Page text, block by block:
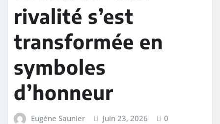
rivalité s’est
transformée en
symboles
d’honneur
Eugène Saunier Juin 23, 2026 0